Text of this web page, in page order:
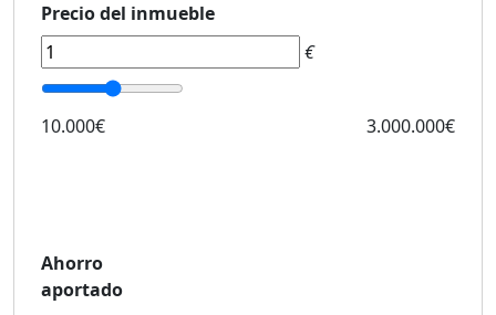
Precio del inmueble
€
10.000€ 3.000.000€
Ahorro
aportado